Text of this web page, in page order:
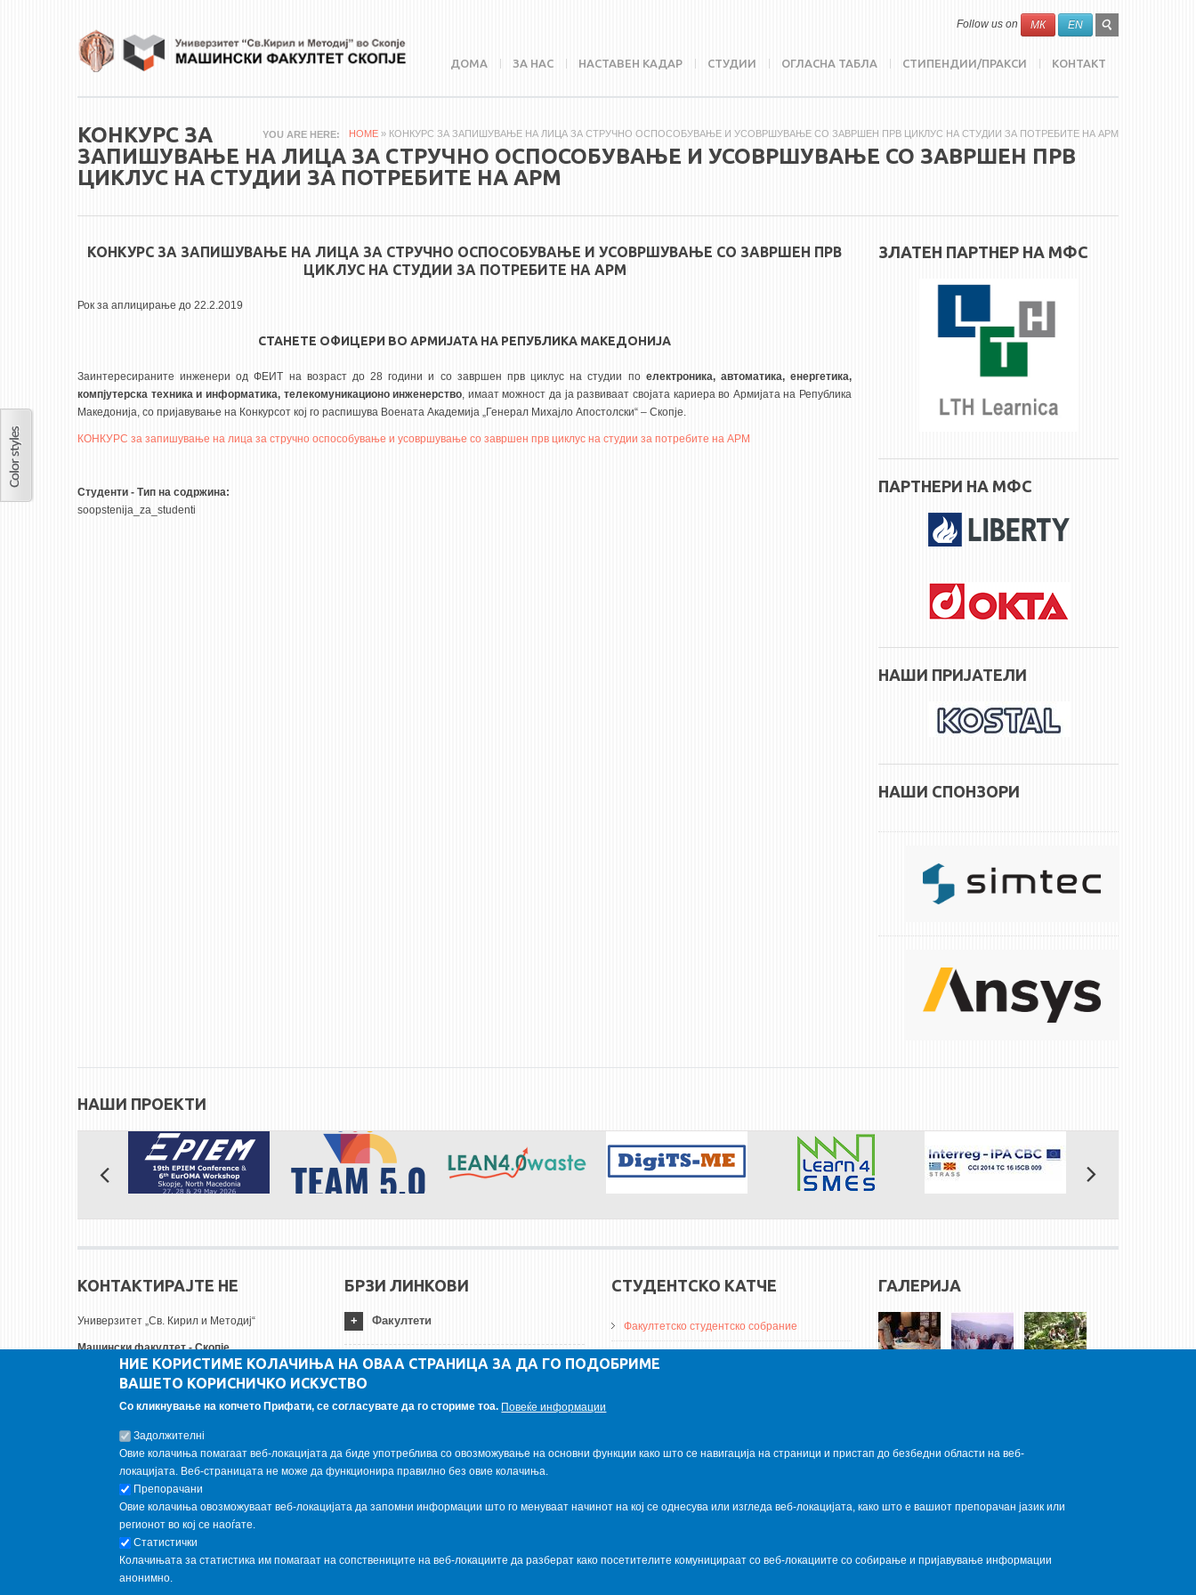
SEARCH
FORM
Search
Follow us on МК EN
ДОМА ЗА НАС НАСТАВЕН КАДАР СТУДИИ ОГЛАСНА ТАБЛА СТИПЕНДИИ/ПРАКСИ КОНТАКТ
YOU ARE HERE HOME » КОНКУРС ЗА ЗАПИШУВАЊЕ НА ЛИЦА ЗА СТРУЧНО ОСПОСОБУВАЊЕ И УСОВРШУВАЊЕ СО ЗАВРШЕН ПРВ ЦИКЛУС НА СТУДИИ ЗА ПОТРЕБИТЕ НА АРМ
КОНКУРС ЗА
ЗАПИШУВАЊЕ НА ЛИЦА ЗА СТРУЧНО ОСПОСОБУВАЊЕ И УСОВРШУВАЊЕ СО ЗАВРШЕН ПРВ
ЦИКЛУС НА СТУДИИ ЗА ПОТРЕБИТЕ НА АРМ
КОНКУРС ЗА ЗАПИШУВАЊЕ НА ЛИЦА ЗА СТРУЧНО ОСПОСОБУВАЊЕ И УСОВРШУВАЊЕ СО ЗАВРШЕН ПРВ
ЦИКЛУС НА СТУДИИ ЗА ПОТРЕБИТЕ НА АРМ
Рок за аплицирање до 22.2.2019
СТАНЕТЕ ОФИЦЕРИ ВО АРМИЈАТА НА РЕПУБЛИКА МАКЕДОНИЈА
Заинтересираните инженери од ФЕИТ на возраст до 28 години и со завршен прв циклус на студии по електроника, автоматика, енергетика,
компјутерска техника и информатика, телекомуникационо инженерство, имаат можност да ја развиваат својата кариера во Армијата на Република
Македонија, со пријавување на Конкурсот кој го распишува Воената Академија „Генерал Михајло Апостолски“ – Скопје.
КОНКУРС за запишување на лица за стручно оспособување и усовршување со завршен прв циклус на студии за потребите на АРМ
Студенти - Тип на содржина:
soopstenija_za_studenti
ЗЛАТЕН ПАРТНЕР НА МФС
ПАРТНЕРИ НА МФС
НАШИ ПРИЈАТЕЛИ
НАШИ СПОНЗОРИ
НАШИ ПРОЕКТИ
КОНТАКТИРАЈТЕ НЕ
Универзитет „Св. Кирил и Методиј“
Машински факултет - Скопје
Руѓер Бошковиќ бр.18
1000 Скопје, Република Северна Македонија
+ 389 2 3099-200
Е-пошта:contact@mf.edu.mk
FOLLOW US
Follow us on:
БРЗИ ЛИНКОВИ
Факултети
Универзитети
Институции
СТУДЕНТСКО КАТЧЕ
Факултетско студентско собрание
ДА Винчи магазин
ГАЛЕРИЈА
НИЕ КОРИСТИМЕ КОЛАЧИЊА НА ОВАА СТРАНИЦА ЗА ДА ГО ПОДОБРИМЕ
ВАШЕТО КОРИСНИЧКО ИСКУСТВО
Со кликнување на копчето Прифати, се согласувате да го сториме тоа. Повеќе информации
Задолжителнi
Овие колачиња помагаат веб-локацијата да биде употреблива со овозможување на основни функции како што се навигација на страници и пристап до безбедни области на веб-
локацијата. Веб-страницата не може да функционира правилно без овие колачиња.
Препорачани
Овие колачиња овозможуваат веб-локацијата да запомни информации што го менуваат начинот на кој се однесува или изгледа веб-локацијата, како што е вашиот препорачан јазик или
регионот во кој се наоѓате.
Статистички
Колачињата за статистика им помагаат на сопствениците на веб-локациите да разберат како посетителите комуницираат со веб-локациите со собирање и пријавување информации
анонимно.